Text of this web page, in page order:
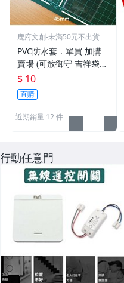
鹿府文創-未滿50元不出貨
PVC防水套．單買 加購
賣場 (可放御守 吉祥袋
票卡) 【鹿府文創 F03 】
$ 10
直購
近期銷量 12 件
行動任意門